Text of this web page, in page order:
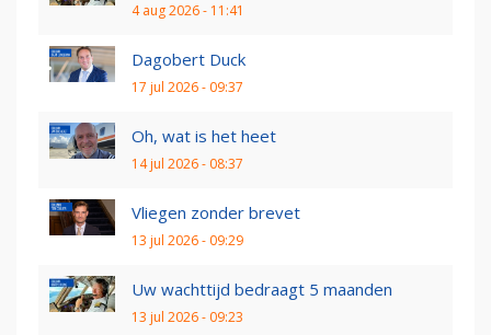
4 aug 2026 - 11:41
Dagobert Duck
17 jul 2026 - 09:37
Oh, wat is het heet
14 jul 2026 - 08:37
Vliegen zonder brevet
13 jul 2026 - 09:29
Uw wachttijd bedraagt 5 maanden
13 jul 2026 - 09:23